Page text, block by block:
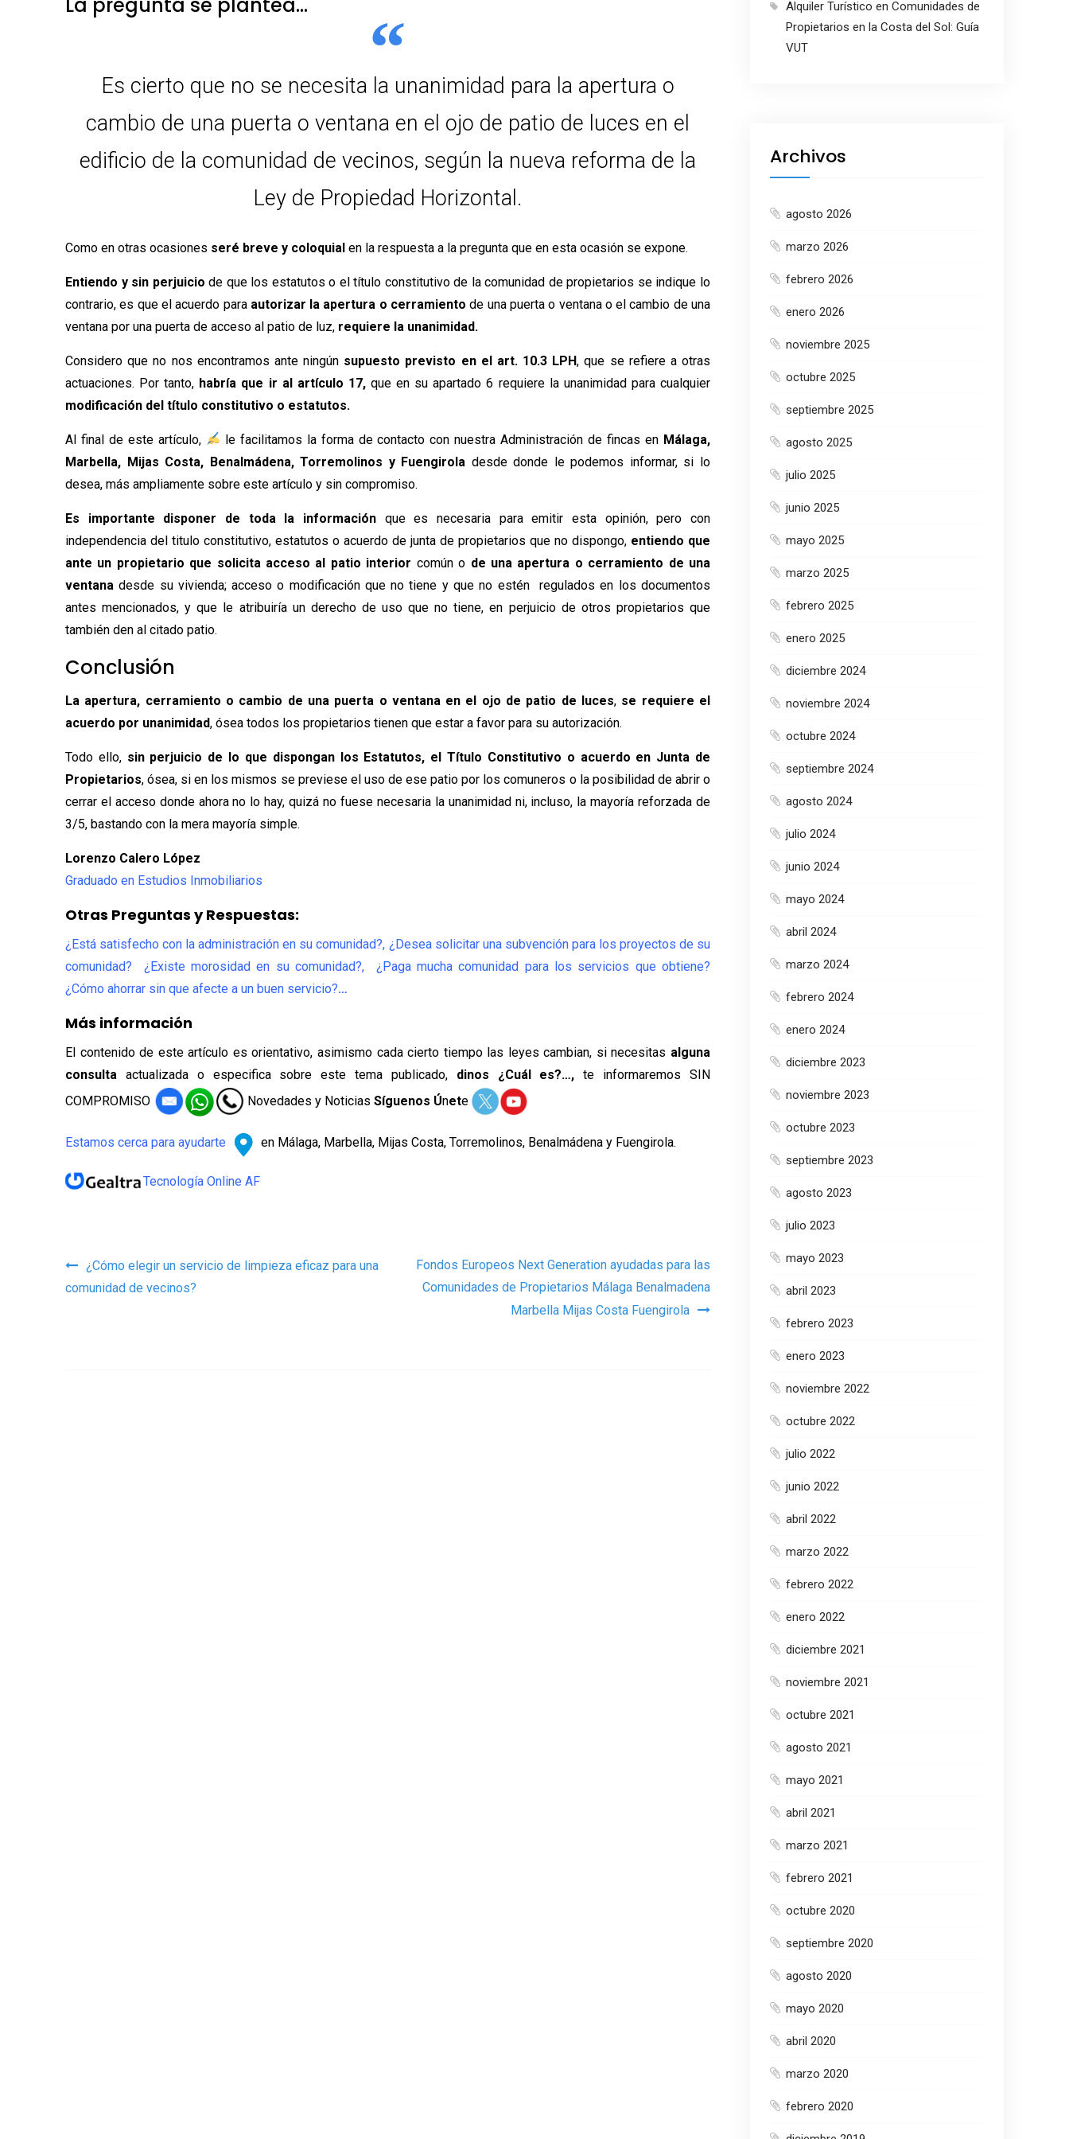
Es cierto que no se necesita la unanimidad para la apertura o
cambio de una puerta o ventana en el ojo de patio de luces en el
edificio de la comunidad de vecinos, según la nueva reforma de la
Ley de Propiedad Horizontal.
Como en otras ocasiones seré breve y coloquial en la respuesta a la pregunta que en esta ocasión se expone.
Entiendo y sin perjuicio de que los estatutos o el título constitutivo de la comunidad de propietarios se indique lo
contrario, es que el acuerdo para autorizar la apertura o cerramiento de una puerta o ventana o el cambio de una
ventana por una puerta de acceso al patio de luz, requiere la unanimidad.
Considero que no nos encontramos ante ningún supuesto previsto en el art. 10.3 LPH, que se refiere a otras
actuaciones. Por tanto, habría que ir al artículo 17,que en su apartado 6 requiere la unanimidad para cualquier
modificación del título constitutivo o estatutos.
Al final de este artículo, le facilitamos la forma de contacto con nuestra Administración de fincas en Málaga,
Marbella, Mijas Costa, Benalmádena, Torremolinos y Fuengirola desde donde le podemos informar, si lo
desea, más ampliamente sobre este artículo y sin compromiso.
Es importante disponer de toda la información que es necesaria para emitir esta opinión, pero con
independencia del titulo constitutivo, estatutos o acuerdo de junta de propietarios que no dispongo, entiendo que
ante un propietario que solicita acceso al patio interior común o de una apertura o cerramiento de una
ventana desde su vivienda; acceso o modificación que no tiene y que no estén regulados en los documentos
antes mencionados, y que le atribuiría un derecho de uso que no tiene, en perjuicio de otros propietarios que
también den al citado patio.
Conclusión
La apertura, cerramiento o cambio de una puerta o ventana en el ojo de patio de luces, se requiere el
acuerdo por unanimidad, ósea todos los propietarios tienen que estar a favor para su autorización.
Todo ello, sin perjuicio de lo que dispongan los Estatutos, el Título Constitutivo o acuerdo en Junta de
Propietarios, ósea, si en los mismos se previese el uso de ese patio por los comuneros o la posibilidad de abrir o
cerrar el acceso donde ahora no lo hay, quizá no fuese necesaria la unanimidad ni, incluso, la mayoría reforzada de
3/5, bastando con la mera mayoría simple.
Lorenzo Calero López
Graduado en Estudios Inmobiliarios
Otras Preguntas y Respuestas:
¿Está satisfecho con la administración en su comunidad?, ¿Desea solicitar una subvención para los proyectos de su
comunidad? ¿Existe morosidad en su comunidad?, ¿Paga mucha comunidad para los servicios que obtiene?
¿Cómo ahorrar sin que afecte a un buen servicio?…
Más información
El contenido de este artículo es orientativo, asimismo cada cierto tiempo las leyes cambian, si necesitas alguna
consulta actualizada o especifica sobre este tema publicado, dinos ¿Cuál es?…,te informaremos SIN
COMPROMISO
Novedades y Noticias Síguenos Únete
Estamos cerca para ayudarte en Málaga, Marbella, Mijas Costa, Torremolinos, Benalmádena y Fuengirola.
Tecnología Online AF
Navegación de entradas
¿Cómo elegir un servicio de limpieza eficaz para una
comunidad de vecinos?
Fondos Europeos Next Generation ayudadas para las
Comunidades de Propietarios Málaga Benalmadena
Marbella Mijas Costa Fuengirola
Alquiler Turístico en Comunidades de
Propietarios en la Costa del Sol: Guía
VUT
Archivos
agosto 2026
marzo 2026
febrero 2026
enero 2026
noviembre 2025
octubre 2025
septiembre 2025
agosto 2025
julio 2025
junio 2025
mayo 2025
marzo 2025
febrero 2025
enero 2025
diciembre 2024
noviembre 2024
octubre 2024
septiembre 2024
agosto 2024
julio 2024
junio 2024
mayo 2024
abril 2024
marzo 2024
febrero 2024
enero 2024
diciembre 2023
noviembre 2023
octubre 2023
septiembre 2023
agosto 2023
julio 2023
mayo 2023
abril 2023
febrero 2023
enero 2023
noviembre 2022
octubre 2022
julio 2022
junio 2022
abril 2022
marzo 2022
febrero 2022
enero 2022
diciembre 2021
noviembre 2021
octubre 2021
agosto 2021
mayo 2021
abril 2021
marzo 2021
febrero 2021
octubre 2020
septiembre 2020
agosto 2020
mayo 2020
abril 2020
marzo 2020
febrero 2020